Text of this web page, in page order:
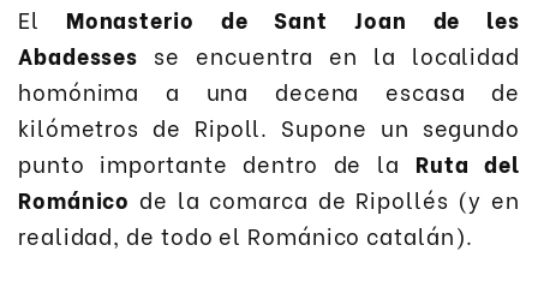
El Monasterio de Sant Joan de les
Abadesses se encuentra en la localidad
homónima a una decena escasa de
kilómetros de Ripoll. Supone un segundo
punto importante dentro de la Ruta del
Románico de la comarca de Ripollés (y en
realidad, de todo el Románico catalán).